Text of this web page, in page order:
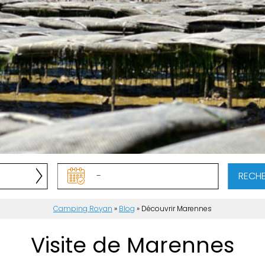
Camping Royan » Blog » Découvrir Marennes
Visite de Marennes